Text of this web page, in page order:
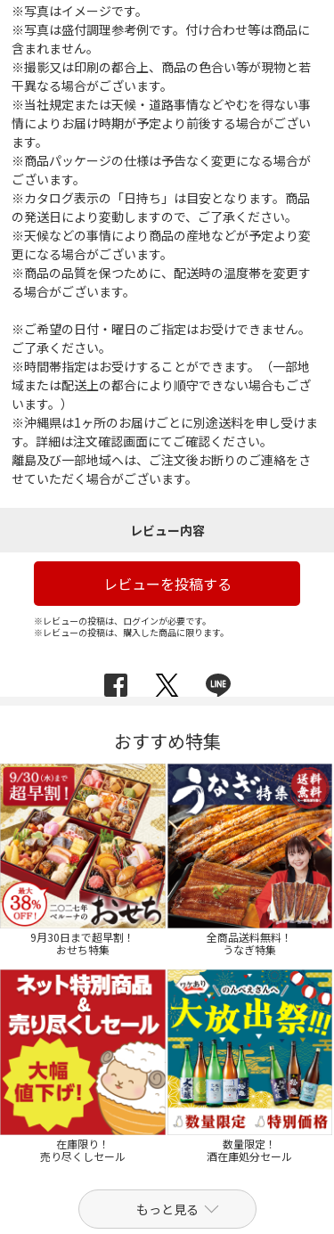
※写真はイメージです。
※写真は盛付調理参考例です。付け合わせ等は商品に
含まれません。
※撮影又は印刷の都合上、商品の色合い等が現物と若
干異なる場合がございます。
※当社規定または天候・道路事情などやむを得ない事
情によりお届け時期が予定より前後する場合がござい
ます。
※商品パッケージの仕様は予告なく変更になる場合が
ございます。
※カタログ表示の「日持ち」は目安となります。商品
の発送日により変動しますので、ご了承ください。
※天候などの事情により商品の産地などが予定より変
更になる場合がございます。
※商品の品質を保つために、配送時の温度帯を変更す
る場合がございます。
※ご希望の日付・曜日のご指定はお受けできません。
ご了承ください。
※時間帯指定はお受けすることができます。（一部地
域または配送上の都合により順守できない場合もござ
います。）
※沖縄県は1ヶ所のお届けごとに別途送料を申し受けま
す。詳細は注文確認画面にてご確認ください。
離島及び一部地域へは、ご注文後お断りのご連絡をさ
せていただく場合がございます。
レビュー内容
レビューを投稿する
※レビューの投稿は、ログインが必要です。
※レビューの投稿は、購入した商品に限ります。
おすすめ特集
9月30日まで超早割！
おせち特集
全商品送料無料！
うなぎ特集
在庫限り！
売り尽くしセール
数量限定！
酒在庫処分セール
もっと見る